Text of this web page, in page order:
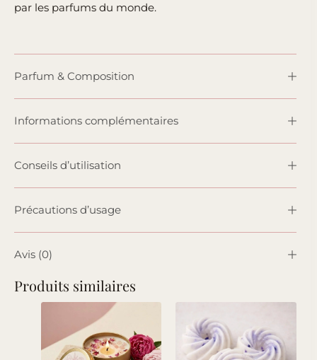
par les parfums du monde.
Parfum & Composition
Informations complémentaires
Conseils d’utilisation
Précautions d’usage
Avis (0)
Produits similaires